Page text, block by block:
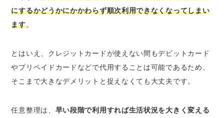
にするかどうかにかかわらず順次利用できなくなってしまい
ます。
とはいえ、クレジットカードが使えない間もデビットカード
やプリペイドカードなどで代用することは可能であるため、
そこまで大きなデメリットと捉えなくても大丈夫です。
任意整理は、 早い段階で利用すれば生活状況を大きく変える